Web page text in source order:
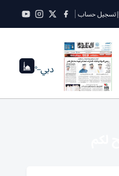
|تسجيل حساب
دبي--°